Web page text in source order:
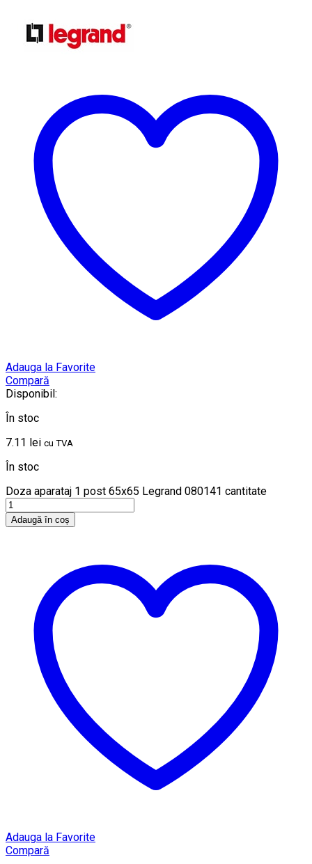
Adauga la Favorite
Compară
Disponibil:
În stoc
7.11 lei cu TVA
În stoc
Doza aparataj 1 post 65x65 Legrand 080141 cantitate
Adaugă în coș
Adauga la Favorite
Compară